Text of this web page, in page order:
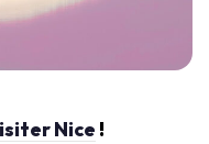
Nice !